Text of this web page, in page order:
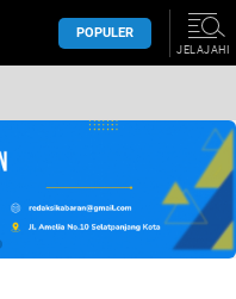
POPULER
JELAJAHI